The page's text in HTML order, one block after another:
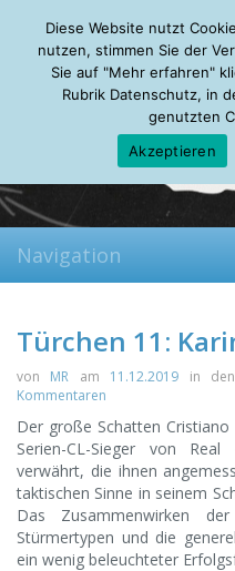
Thursday, 06.08.2026
Mein Account
About
Navigation
Türchen 11:
von MR am 11.12.2019 in
Kommentaren
Der große Schatten
Serien-CL-Sieger von
verwährt, die ihnen
taktischen Sinne in seinem
Das Zusammenwirken
Stürmertypen und die
ein wenig beleuchteter
Diese Website nutzt
nutzen, stimmen Sie der
Sie auf "Mehr erfahren"
Rubrik Datenschutz, in
genutzten
Akzeptieren